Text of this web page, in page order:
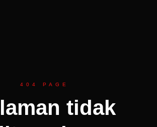
404 PAGE
tidak